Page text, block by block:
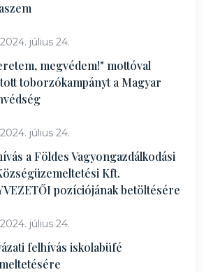
2024. július 24.
megvédem!" mottóval
toborzókampányt a Magyar
2024. július 24.
a Földes Vagyongazdálkodási
Kft.
pozíciójának betöltésére
2024. július 24.
felhívás iskolabüfé